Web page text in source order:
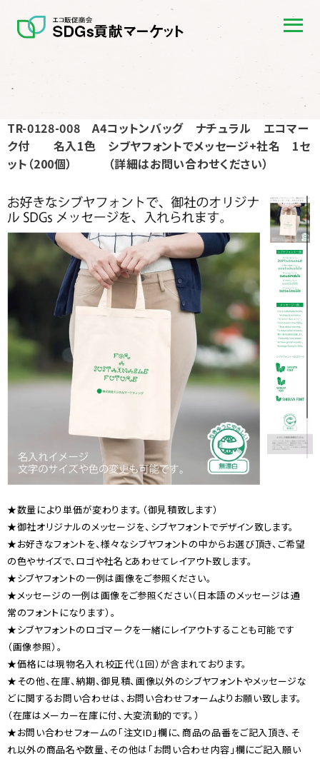
TR-0128-008 A4コットンバッグ ナチュラル エコマー
ク付 名入1色 シブヤフォントでメッセージ+社名 1セ
ット（200個） （詳細はお問い合わせください）
★数量により単価が変わります。（御見積致します）
★御社オリジナルのメッセージを、シブヤフォントでデザイン致します。
★お好きなフォントを、様々なシブヤフォントの中からお選び頂き、ご希望
の色やサイズで、ロゴや社名とあわせてレイアウト致します。
★シブヤフォントの一例は画像をご参照ください。
★メッセージの一例は画像をご参照ください（日本語のメッセージは通
常のフォントになります）。
★シブヤフォントのロゴマークを一緒にレイアウトすることも可能です
（画像参照）。
★価格には現物名入れ校正代（1回）が含まれております。
★その他、在庫、納期、御見積、画像以外のシブヤフォントやメッセージな
どに関するお問い合わせは、お問い合わせフォームよりお願い致します。
（在庫はメーカー在庫に付、大変流動的です。）
★お問い合わせフォームの「注文ID」欄に、商品の品番をご記入頂き、そ
れ以外の商品名や数量、その他は「お問い合わせ内容」欄にご記入願い